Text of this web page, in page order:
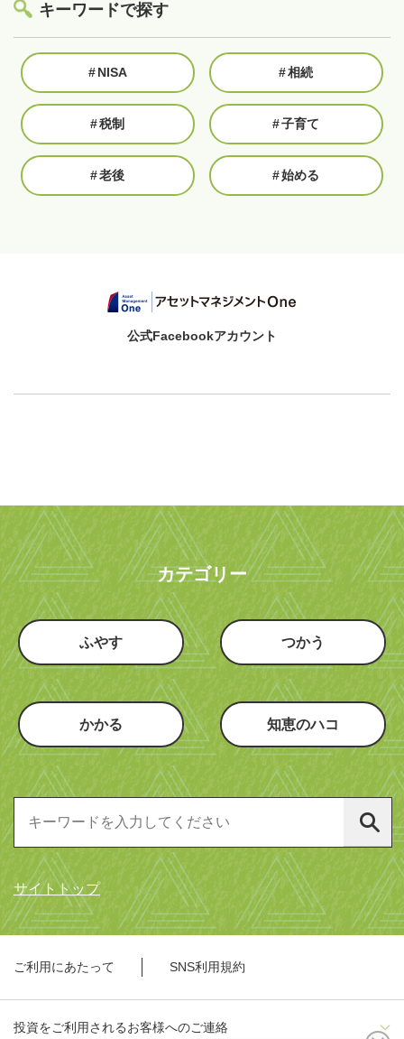
キーワードで探す
#NISA #相続
#税制 #子育て
#老後 #始める
公式Facebookアカウント
カテゴリー
ふやす つかう
かかる 知恵のハコ
サイトトップ
ご利用にあたって SNS利用規約
投資をご利用されるお客様へのご連絡